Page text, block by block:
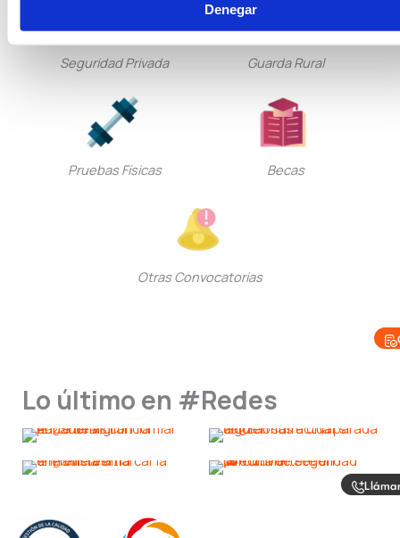
Denegar
Seguridad Privada Guarda Rural
Pruebas Físicas Becas
Otras Convocatorias
Lo último en #Redes